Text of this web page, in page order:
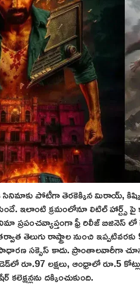
సినిమాకు పోటీగా తెరకెక్కిన మిరాయ్‌,
ఇలాంటి క్రమంలోనూ లిటిల్ హార్ట్స్
ప్రపంచవ్యాప్తంగా ఫ్రీ రిలీజ్ బిజినెస్ లో
తెలుగు రాష్ట్రాల నుంచి
సక్సెస్ కాదు. ప్రాంతాలవారీగా
రూ.97 లక్షలు, ఆంధ్రాలో రూ.5
కలెక్షన్లను దక్కించుకుంది.